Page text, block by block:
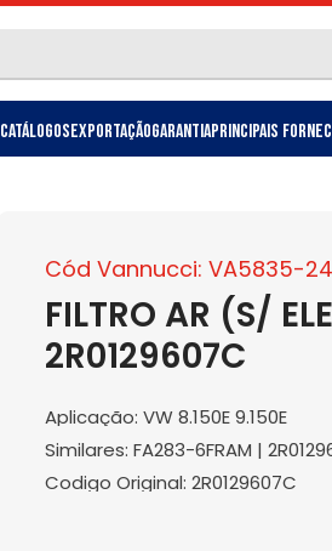
CatálogosExportaçãoGarantiaPrincipais
Cód Vannucci: VA5835-
FILTRO AR (S/
2R0129607C
Aplicação: VW 8.150E 9.150E
Similares: FA283-6FRAM |
Codigo Original: 2R0129607C